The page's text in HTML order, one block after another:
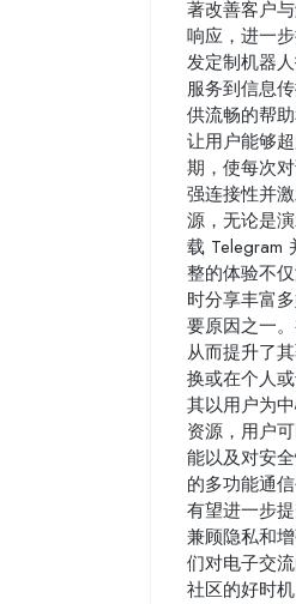
著改善客户
响应，进一
发定制机器
服务到信息
供流畅的帮
让用户能够
期，使每次
强连接性并
源，无论是
载 Telegram
整的体验不
时分享丰富
要原因之一
从而提升了
换或在个人
其以用户为
资源，用户
能以及对安
的多功能通
有望进一步
兼顾隐私和
们对电子交
社区的好时